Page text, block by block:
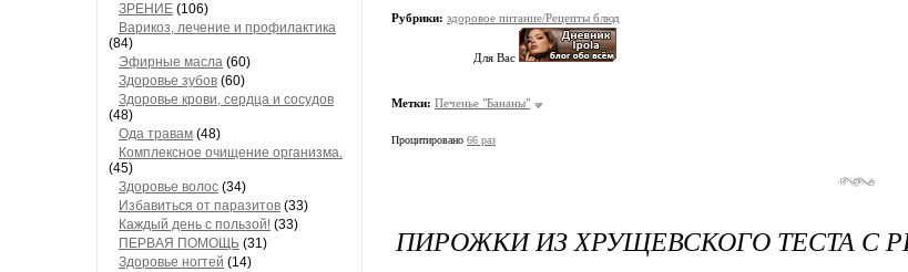
ЗРЕНИЕ (106)
Варикоз, лечение и профилактика
(84)
Эфирные масла (60)
Здоровье зубов (60)
Здоровье крови, сердца и сосудов
(48)
Ода травам (48)
Комплексное очищение организма.
(45)
Здоровье волос (34)
Избавиться от паразитов (33)
Каждый день с пользой! (33)
ПЕРВАЯ ПОМОЩЬ (31)
Здоровье ногтей (14)
Рубрики: здоровое питание/Рецепты блюд
Для Вас
Метки: Печенье "Бананы"
Процитировано 66 раз
ПИРОЖКИ ИЗ ХРУЩЕВСКОГО ТЕСТА С